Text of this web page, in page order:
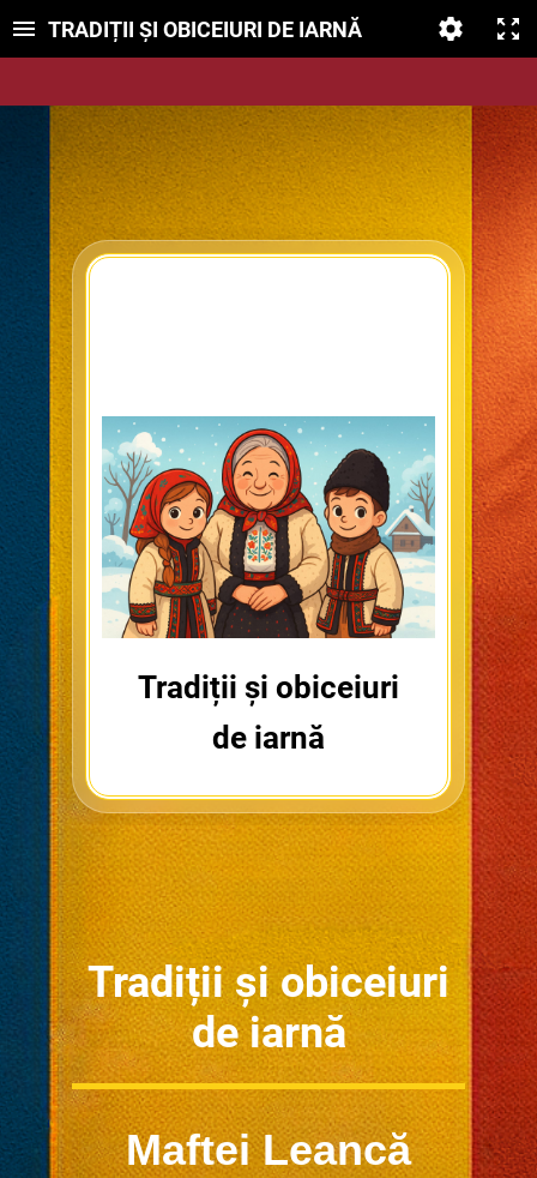
TRADIȚII ȘI OBICEIURI DE IARNĂ
Tradiții și obiceiuri
de iarnă
Tradiții și obiceiuri
de iarnă
Maftei Leancă